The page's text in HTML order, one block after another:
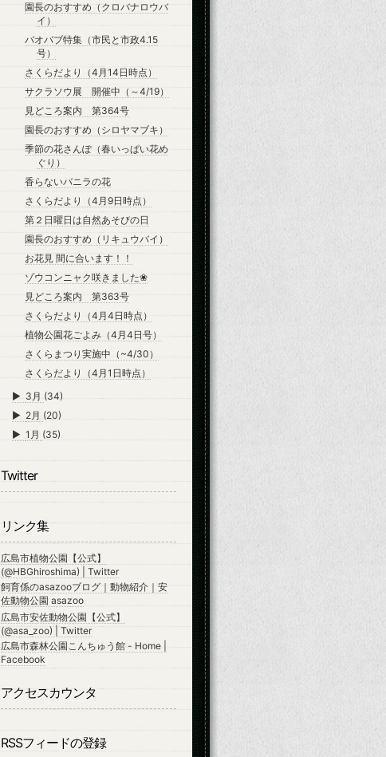
園長のおすすめ（クロバナロウバ
イ）
バオバブ特集（市民と市政4.15
号）
さくらだより（4月14日時点）
サクラソウ展 開催中（～4/19）
見どころ案内 第364号
園長のおすすめ（シロヤマブキ）
季節の花さんぽ（春いっぱい花め
ぐり）
香らないバニラの花
さくらだより（4月9日時点）
第２日曜日は自然あそびの日
園長のおすすめ（リキュウバイ）
お花見 間に合います！！
ゾウコンニャク咲きました❀
見どころ案内 第363号
さくらだより（4月4日時点）
植物公園花ごよみ（4月4日号）
さくらまつり実施中（~4/30）
さくらだより（4月1日時点）
► 3月 (34)
► 2月 (20)
►1月 (35)
Twitter
リンク集
広島市植物公園【公式】
(@HBGhiroshima) | Twitter
飼育係のasazooブログ｜動物紹介｜安
佐動物公園 asazoo
広島市安佐動物公園【公式】
(@asa_zoo) | Twitter
広島市森林公園こんちゅう館 - Home |
Facebook
アクセスカウンタ
RSSフィードの登録